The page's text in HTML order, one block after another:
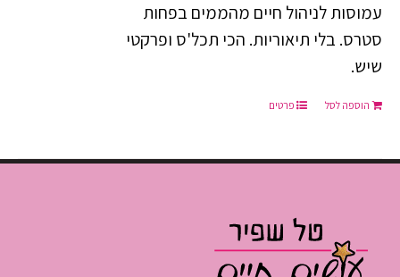
עמוסות לניהול חיים מהממים בפחות
סטרס. בלי תיאוריות. הכי תכל'ס ופרקטי
שיש.
הוספה לסל פרטים